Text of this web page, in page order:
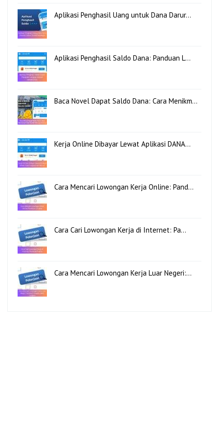
Aplikasi Penghasil Uang untuk Dana Darur…
Aplikasi Penghasil Saldo Dana: Panduan L…
Baca Novel Dapat Saldo Dana: Cara Menikm…
Kerja Online Dibayar Lewat Aplikasi DANA…
Cara Mencari Lowongan Kerja Online: Pand…
Cara Cari Lowongan Kerja di Internet: Pa…
Cara Mencari Lowongan Kerja Luar Negeri:…